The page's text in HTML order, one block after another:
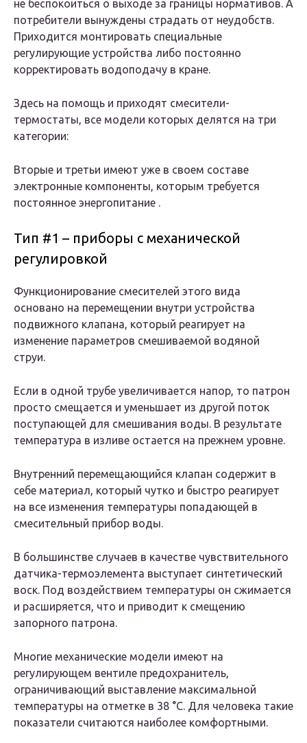
не беспокоиться о выходе за границы нормативов. А
потребители вынуждены страдать от неудобств.
Приходится монтировать специальные
регулирующие устройства либо постоянно
корректировать водоподачу в кране.
Здесь на помощь и приходят смесители-
термостаты, все модели которых делятся на три
категории:
Вторые и третьи имеют уже в своем составе
электронные компоненты, которым требуется
постоянное энергопитание .
Тип #1 – приборы с механической
регулировкой
Функционирование смесителей этого вида
основано на перемещении внутри устройства
подвижного клапана, который реагирует на
изменение параметров смешиваемой водяной
струи.
Если в одной трубе увеличивается напор, то патрон
просто смещается и уменьшает из другой поток
поступающей для смешивания воды. В результате
температура в изливе остается на прежнем уровне.
Внутренний перемещающийся клапан содержит в
себе материал, который чутко и быстро реагирует
на все изменения температуры попадающей в
смесительный прибор воды.
В большинстве случаев в качестве чувствительного
датчика-термоэлемента выступает синтетический
воск. Под воздействием температуры он сжимается
и расширяется, что и приводит к смещению
запорного патрона.
Многие механические модели имеют на
регулирующем вентиле предохранитель,
ограничивающий выставление максимальной
температуры на отметке в 38 °С. Для человека такие
показатели считаются наиболее комфортными.